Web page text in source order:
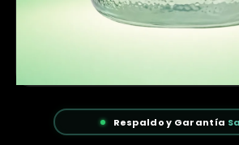
Respaldo y Garantía